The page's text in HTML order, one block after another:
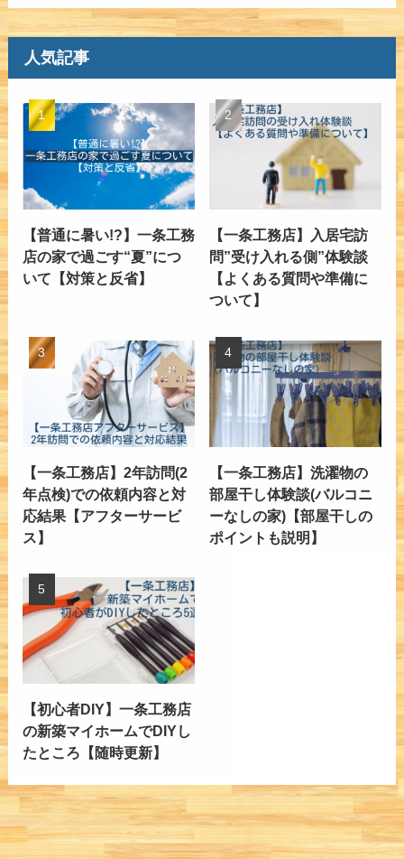
人気記事
【普通に暑い!?】一条工務
店の家で過ごす“夏”につ
いて【対策と反省】
【一条工務店】入居宅訪
問”受け入れる側”体験談
【よくある質問や準備に
ついて】
【一条工務店】2年訪問(2
年点検)での依頼内容と対
応結果【アフターサービ
ス】
【一条工務店】洗濯物の
部屋干し体験談(バルコニ
ーなしの家)【部屋干しの
ポイントも説明】
【初心者DIY】一条工務店
の新築マイホームでDIYし
たところ【随時更新】